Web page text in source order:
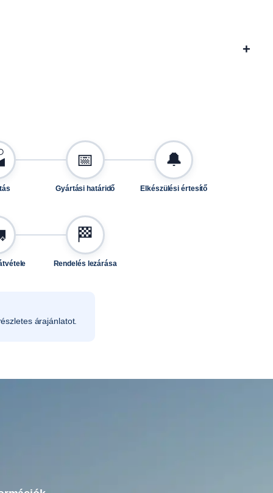
+
📅
Gyártási határidő
🔔
Elkészülési értesítő
🏁
Rendelés lezárása
árajánlatot.